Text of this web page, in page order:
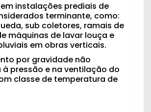
instalações prediais de
terminante, como:
sub coletores, ramais de
máquinas de lavar louça e
em obras verticais.
por gravidade não
pressão e na ventilação do
classe de temperatura de